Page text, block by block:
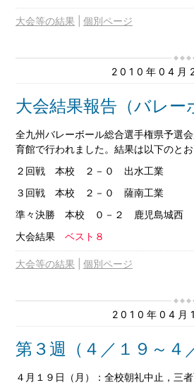
大会等の結果 個別ページ
2010年04月
大会結果報告（バレー
全九州バレーボール総合選手権県予選
育館で行われました。結果は以下のと
２回戦 本校 ２－０ 出水工業
３回戦 本校 ２－０ 薩南工業
準々決勝 本校 ０－２ 鹿児島城西
大会結果 ベスト８
大会等の結果 個別ページ
2010年04月
第３週（４／１９～４
４月１９日（月）：全校朝礼中止，三